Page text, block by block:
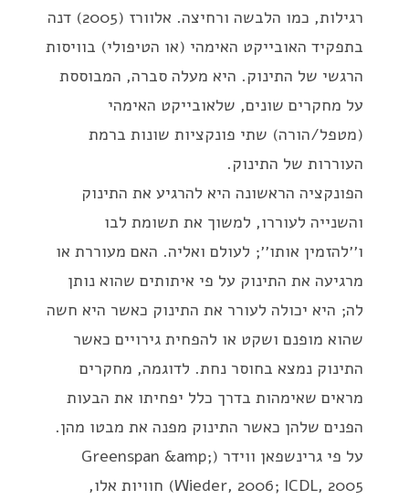
רגילות, כמו הלבשה ורחיצה. אלוורז (2005) דנה
בתפקיד האובייקט האימהי (או הטיפולי) בוויסות
הרגשי של התינוק. היא מעלה סברה, המבוססת
על מחקרים שונים, שלאובייקט האימהי
(מטפל/הורה) שתי פונקציות שונות ברמת
העוררות של התינוק.
הפונקציה הראשונה היא להרגיע את התינוק
והשנייה לעוררו, למשוך את תשומת לבו
ו׳׳להזמין אותו׳׳; לעולם ואליה. האם מעוררת או
מרגיעה את התינוק על פי איתותים שהוא נותן
לה; היא יכולה לעורר את התינוק כאשר היא חשה
שהוא מופנם ושקט או להפחית גירויים כאשר
התינוק נמצא בחוסר נחת. לדוגמה, מחקרים
מראים שאימהות בדרך כלל יפחיתו את הבעות
הפנים שלהן כאשר התינוק מפנה את מבטו מהן.
על פי גרינשפאן ווידר (Greenspan &amp;
Wieder, 2006; ICDL, 2005) חוויות אלו,